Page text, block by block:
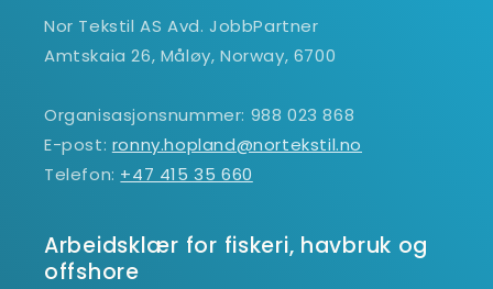
Nor Tekstil AS Avd. JobbPartner
Amtskaia 26, Måløy, Norway, 6700
Organisasjonsnummer: 988 023 868
E-post: ronny.hopland@nortekstil.no
Telefon: +47 415 35 660
Arbeidsklær for fiskeri, havbruk og
offshore